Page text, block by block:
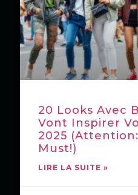
20 Looks Avec
Vont Inspirer
2025
Must!)
LIRE LA SUITE »